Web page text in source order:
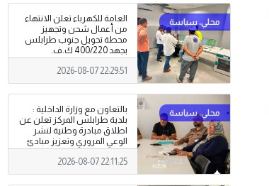
العامة للكهرباء تعلن الانتهاء
من أعمال شحن وتجهيز
محطة تحويل جنوب طرابلس
بجهد 400/220 ك.ف.
2026-08-07 22:29:51
بالتعاون مع وزارة الداخلية :
بلدية طرابلس المركز تعلن عن
اطلاق مبادرة وطنية لنشر
الوعي المروري وتعزيز مبادئ
السلامة على الطرق
2026-08-07 22:11:25